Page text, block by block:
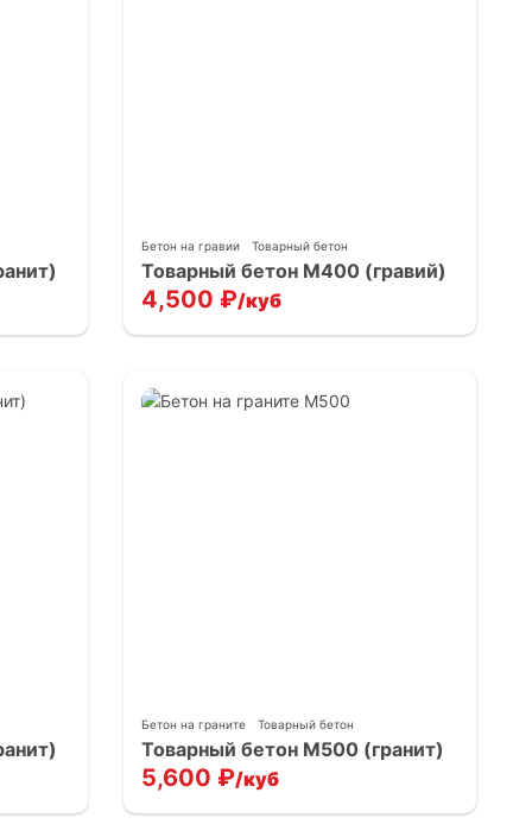
Бетон на гравии Товарный бетон
Товарный бетон М400 (гравий)
4,500 ₽/куб
Бетон на граните Товарный бетон
Товарный бетон М500 (гранит)
5,600 ₽/куб